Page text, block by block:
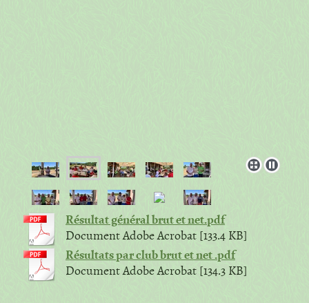
Résultat général brut et net.pdf
Document Adobe Acrobat [133.4 KB]
Résultats par club brut et net .pdf
Document Adobe Acrobat [134.3 KB]